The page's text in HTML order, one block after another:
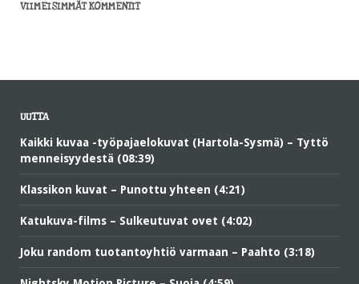
VIIMEISIMMÄT KOMMENTIT
UUTTA
Kaikki kuvaa -työpajaelokuvat (Hartola-Sysmä) – Tyttö
menneisyydestä (08:39)
Klassikon kuvat – Punottu yhteen (4:21)
Katukuva-films – Sulkeutuvat ovet (4:02)
Joku random tuotantoyhtiö varmaan – Paahto (3:18)